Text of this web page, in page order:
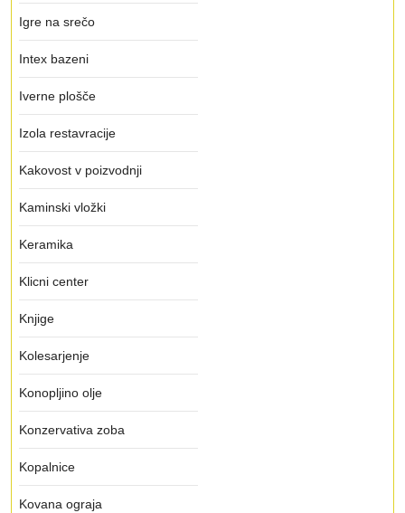
Igre na srečo
Intex bazeni
Iverne plošče
Izola restavracije
Kakovost v poizvodnji
Kaminski vložki
Keramika
Klicni center
Knjige
Kolesarjenje
Konopljino olje
Konzervativa zoba
Kopalnice
Kovana ograja